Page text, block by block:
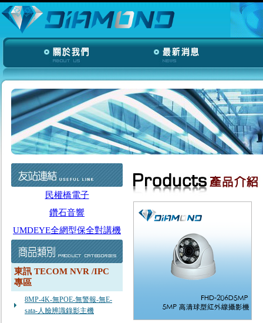
民權橋電子
鑽石音響
UMDEYE全網型保全對講機
東訊 TECOM NVR /IPC
專區
8MP-4K-無POE-無警報-無E-
sata-人臉辨識錄影主機